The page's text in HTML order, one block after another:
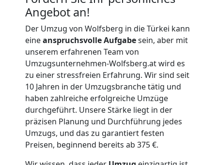
Angebot an!
Der Umzug von Wolfsberg in die Türkei kann
eineanspruchsvolle Aufgabesein, aber mit
unserem erfahrenen Team von
Umzugsunternehmen-Wolfsberg.at wird es
zu einer stressfreien Erfahrung. Wir sind seit
10 Jahren in der Umzugsbranche tätig und
haben zahlreiche erfolgreiche Umzüge
durchgeführt. Unsere Stärke liegt in der
präzisen Planung und Durchführung jedes
Umzugs, und das zu garantiert festen
Preisen, beginnend bereits ab 375 €.
Kunsttransport
Wolfsberg
Umzug
Wolfsberg